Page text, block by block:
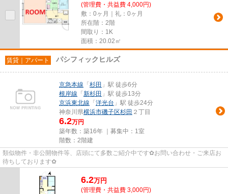
(管理費・共益費 4,000円)
敷：0ヶ月｜礼：0ヶ月
所在階：2階
間取り：1K
面積：20.02㎡
賃貸｜アパート パシフィックヒルズ
京急本線 「 杉田 」駅 徒歩6分
根岸線 「 新杉田 」駅 徒歩13分
京浜東北線 「 洋光台 」駅 徒歩24分
神奈川県横浜市磯子区杉田 ２丁目
6.2万円
築年数：築16年 ｜募集中： 1室
階数：2階建
類似物件・非公開物件等、店頭にて多数ご紹介中です✿お問い合わせ・ご来店お
待ちしております✿
6.2万円
(管理費・共益費 3,000円)